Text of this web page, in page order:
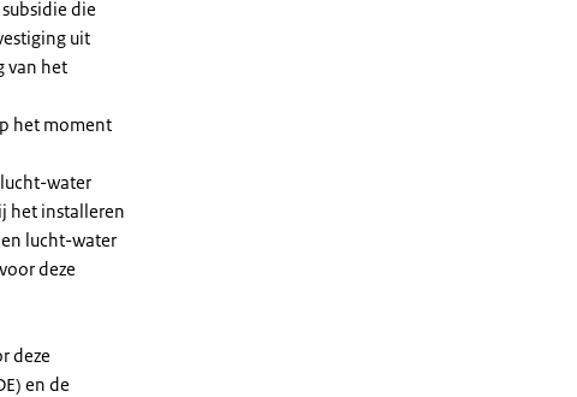
die
uit
van het
het moment
water
het installeren
lucht-water
deze
deze
en de